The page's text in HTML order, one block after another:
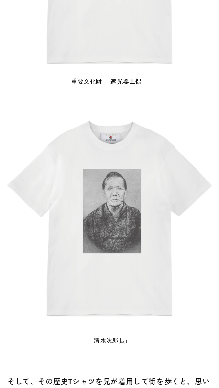
重要文化財 「遮光器土偶」
「清水次郎長」
そして、その歴史Tシャツを兄が着用して街を歩くと、思い